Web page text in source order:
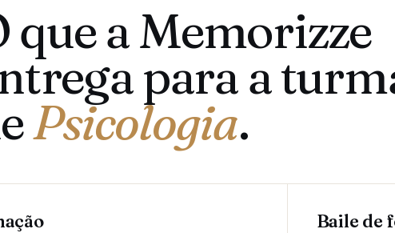
que a Memorizze
para a
Psicologia.
Baile de